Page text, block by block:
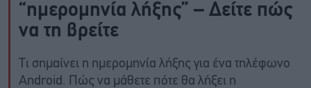
“ημερομηνία λήξης” – Δείτε πώς
να τη βρείτε
Τι σημαίνει η ημερομηνία λήξης για ένα τηλέφωνο
Android. Πώς να μάθετε πότε θα λήξει η